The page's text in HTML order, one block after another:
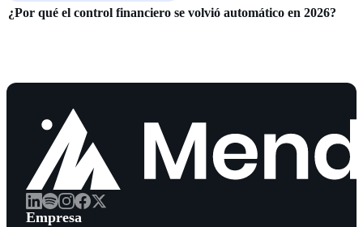
¿Por qué el control financiero se volvió automático en 2026?
Empresa